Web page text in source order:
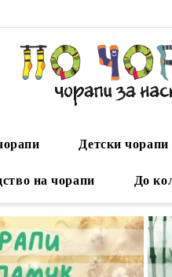
Детски чорапи
на чорапи До